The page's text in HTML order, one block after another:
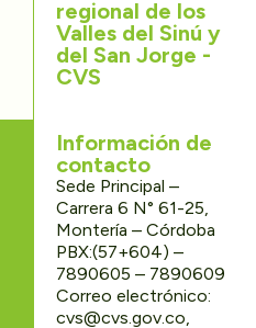
regional de los
Valles del Sinú y
del San Jorge -
CVS
Información de
contacto
Sede Principal –
Carrera 6 N° 61-25,
Montería – Córdoba
PBX:(57+604) –
7890605 – 7890609
Correo electrónico:
cvs@cvs.gov.co,